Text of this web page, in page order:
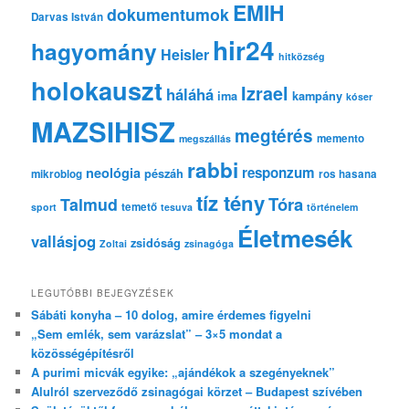
Darvas István dokumentumok EMIH
hagyomány Heisler hir24 hitközség
holokauszt háláhá ima Izrael kampány kóser
MAZSIHISZ megszállás megtérés memento
mikroblog neológia pészáh rabbi responzum ros hasana
sport Talmud temető tesuva tíz tényTóra történelem
vallásjog Zoltai zsidóság zsinagóga Életmesék
LEGUTÓBBI BEJEGYZÉSEK
Sábáti konyha – 10 dolog, amire érdemes figyelni
„Sem emlék, sem varázslat” – 3×5 mondat a
közösségépítésről
A purimi micvák egyike: „ajándékok a szegényeknek”
Alulról szerveződő zsinagógai körzet – Budapest szívében